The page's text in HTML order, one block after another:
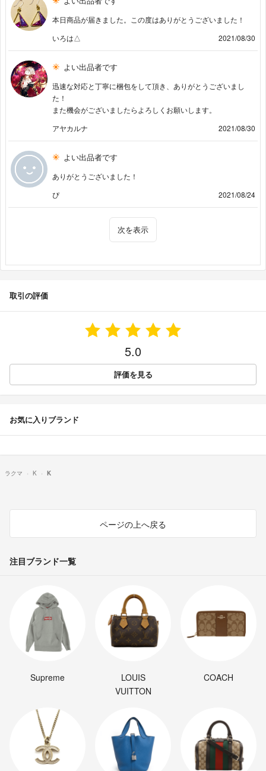
本日商品が届きました。この度はありがとうございました！
いろは△
2021/08/30
よい出品者です
迅速な対応と丁寧に梱包をして頂き、ありがとうございまし
た！
また機会がございましたらよろしくお願いします。
アヤカルナ
2021/08/30
よい出品者です
ありがとうございました！
ぴ
2021/08/24
次を表示
取引の評価
5.0
評価を見る
お気に入りブランド
ラクマ K K
ページの上へ戻る
注目ブランド一覧
Supreme
LOUIS
VUITTON
COACH